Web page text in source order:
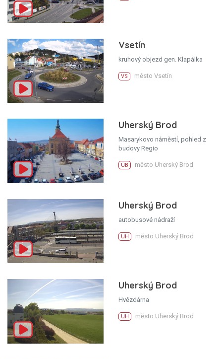
Vsetín
kruhový objezd gen. Klapálka
VS město Vsetín
Uherský Brod
Masarykovo náměstí, pohled z
budovy Regio
UB město Uherský Brod
Uherský Brod
autobusové nádraží
UH město Uherský Brod
Uherský Brod
Hvězdárna
UH město Uherský Brod